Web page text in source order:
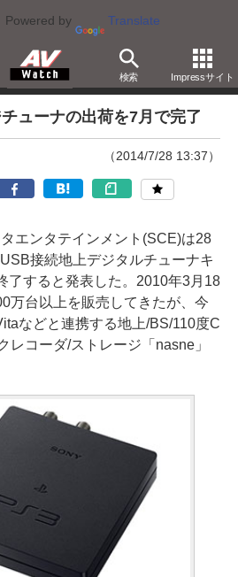
Powered by Translate
検索 Impressサイト
ューナの出荷を7月で完了
（2014/7/28 13:37）
エンタテインメント(SCE)は28
接続地上デジタルチューナキ
了すると発表した。2010年3月18
万台以上を販売してきたが、今
などと連携する地上/BS/110度C
レコーダ/ストレージ「nasne」